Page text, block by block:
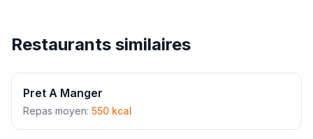
Restaurants similaires
Pret A Manger
Repas moyen: 550 kcal